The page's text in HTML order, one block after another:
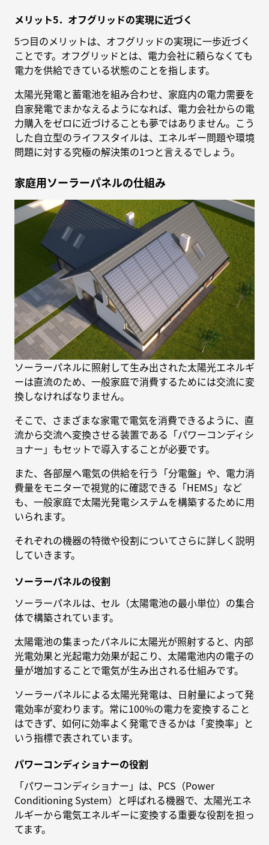
メリット5．オフグリッドの実現に近づく
5つ目のメリットは、オフグリッドの実現に一歩近づく
ことです。オフグリッドとは、電力会社に頼らなくても
電力を供給できている状態のことを指します。
太陽光発電と蓄電池を組み合わせ、家庭内の電力需要を
自家発電でまかなえるようになれば、電力会社からの電
力購入をゼロに近づけることも夢ではありません。こう
した自立型のライフスタイルは、エネルギー問題や環境
問題に対する究極の解決策の1つと言えるでしょう。
家庭用ソーラーパネルの仕組み
ソーラーパネルに照射して生み出された太陽光エネルギ
ーは直流のため、一般家庭で消費するためには交流に変
換しなければなりません。
そこで、さまざまな家電で電気を消費できるように、直
流から交流へ変換させる装置である「パワーコンディシ
ョナー」もセットで導入することが必要です。
また、各部屋へ電気の供給を行う「分電盤」や、電力消
費量をモニターで視覚的に確認できる「HEMS」など
も、一般家庭で太陽光発電システムを構築するために用
いられます。
それぞれの機器の特徴や役割についてさらに詳しく説明
していきます。
ソーラーパネルの役割
ソーラーパネルは、セル（太陽電池の最小単位）の集合
体で構築されています。
太陽電池の集まったパネルに太陽光が照射すると、内部
光電効果と光起電力効果が起こり、太陽電池内の電子の
量が増加することで電気が生み出される仕組みです。
ソーラーパネルによる太陽光発電は、日射量によって発
電効率が変わります。常に100%の電力を変換すること
はできず、如何に効率よく発電できるかは「変換率」と
いう指標で表されています。
パワーコンディショナーの役割
「パワーコンディショナー」は、PCS（Power
Conditioning System）と呼ばれる機器で、太陽光エネ
ルギーから電気エネルギーに変換する重要な役割を担っ
てます。